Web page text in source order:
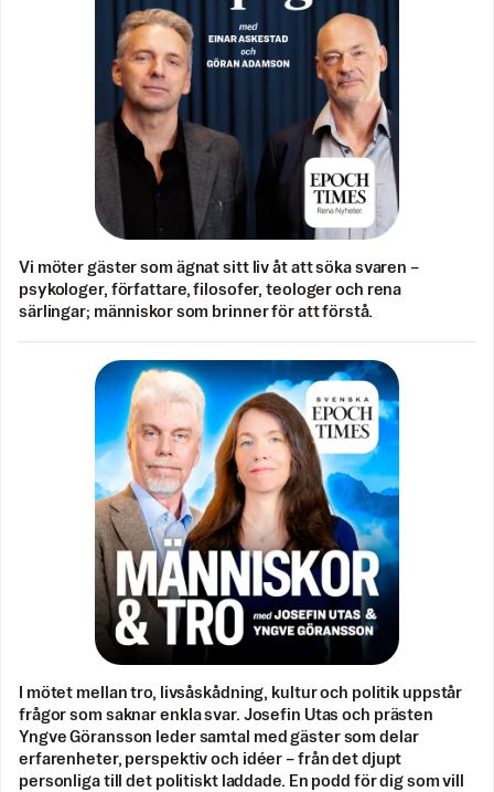
Vi möter gäster som ägnat sitt liv åt att söka svaren –
psykologer, författare, filosofer, teologer och rena
särlingar; människor som brinner för att förstå.
I mötet mellan tro, livsåskådning, kultur och politik uppstår
frågor som saknar enkla svar. Josefin Utas och prästen
Yngve Göransson leder samtal med gäster som delar
erfarenheter, perspektiv och idéer – från det djupt
personliga till det politiskt laddade. En podd för dig som vill